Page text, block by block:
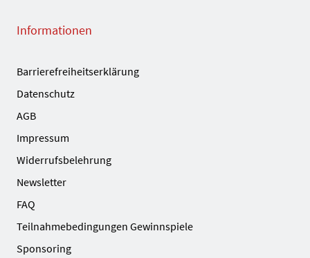
Informationen
Barrierefreiheitserklärung
Datenschutz
AGB
Impressum
Widerrufsbelehrung
Newsletter
FAQ
Teilnahmebedingungen Gewinnspiele
Sponsoring